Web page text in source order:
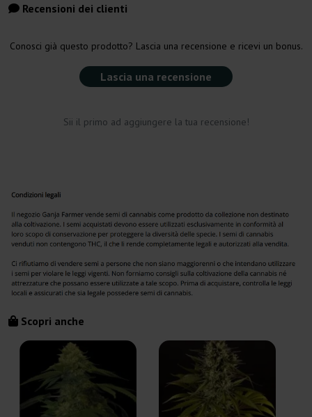
Recensioni dei clienti
Conosci già questo prodotto? Lascia una recensione e ricevi un bonus.
Lascia una recensione
Sii il primo ad aggiungere la tua recensione!
Scopri anche